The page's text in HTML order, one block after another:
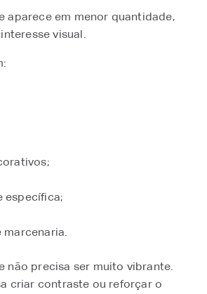
aparece em menor quantidade,
visual.
específica;
marcenaria.
não precisa ser muito vibrante.
criar contraste ou reforçar o